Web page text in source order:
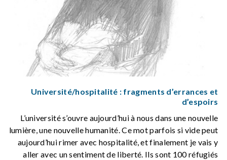
Université/hospitalité : fragments d’errances et
d’espoirs
L’université s’ouvre aujourd’hui à nous dans une nouvelle
lumière, une nouvelle humanité. Ce mot parfois si vide peut
aujourd’hui rimer avec hospitalité, et finalement je vais y
aller avec un sentiment de liberté. Ils sont 100 réfugiés